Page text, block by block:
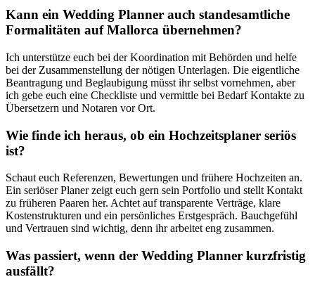
Kann ein Wedding Planner auch standesamtliche
Formalitäten auf Mallorca übernehmen?
Ich unterstütze euch bei der Koordination mit Behörden und helfe
bei der Zusammenstellung der nötigen Unterlagen. Die eigentliche
Beantragung und Beglaubigung müsst ihr selbst vornehmen, aber
ich gebe euch eine Checkliste und vermittle bei Bedarf Kontakte zu
Übersetzern und Notaren vor Ort.
Wie finde ich heraus, ob ein Hochzeitsplaner seriös
ist?
Schaut euch Referenzen, Bewertungen und frühere Hochzeiten an.
Ein seriöser Planer zeigt euch gern sein Portfolio und stellt Kontakt
zu früheren Paaren her. Achtet auf transparente Verträge, klare
Kostenstrukturen und ein persönliches Erstgespräch. Bauchgefühl
und Vertrauen sind wichtig, denn ihr arbeitet eng zusammen.
Was passiert, wenn der Wedding Planner kurzfristig
ausfällt?